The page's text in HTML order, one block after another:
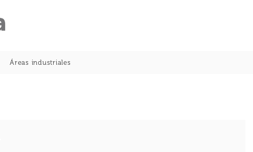
Áreas industriales